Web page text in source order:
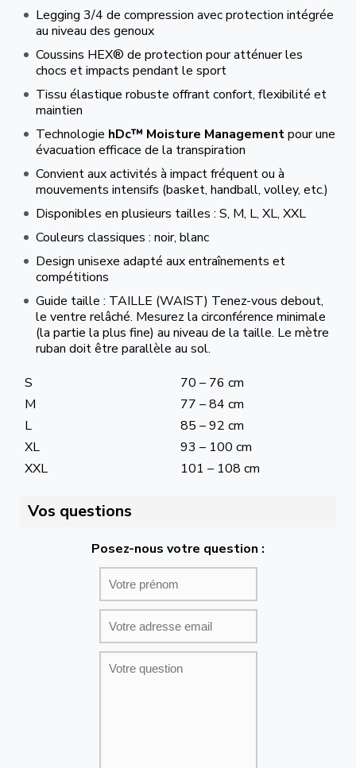
Legging 3/4 de compression avec protection intégrée
au niveau des genoux
Coussins HEX® de protection pour atténuer les
chocs et impacts pendant le sport
Tissu élastique robuste offrant confort, flexibilité et
maintien
Technologie hDc™ Moisture Managementpour une
évacuation efficace de la transpiration
Convient aux activités à impact fréquent ou à
mouvements intensifs (basket, handball, volley, etc.)
Disponibles en plusieurs tailles : S, M, L, XL, XXL
Couleurs classiques : noir, blanc
Design unisexe adapté aux entraînements et
compétitions
Guide taille : TAILLE (WAIST) Tenez-vous debout,
le ventre relâché. Mesurez la circonférence minimale
(la partie la plus fine) au niveau de la taille. Le mètre
ruban doit être parallèle au sol.
S
70 – 76 cm
M
77 – 84 cm
L
85 – 92 cm
XL
93 – 100 cm
XXL
101 – 108 cm
Vos questions
Posez-nous votre question :